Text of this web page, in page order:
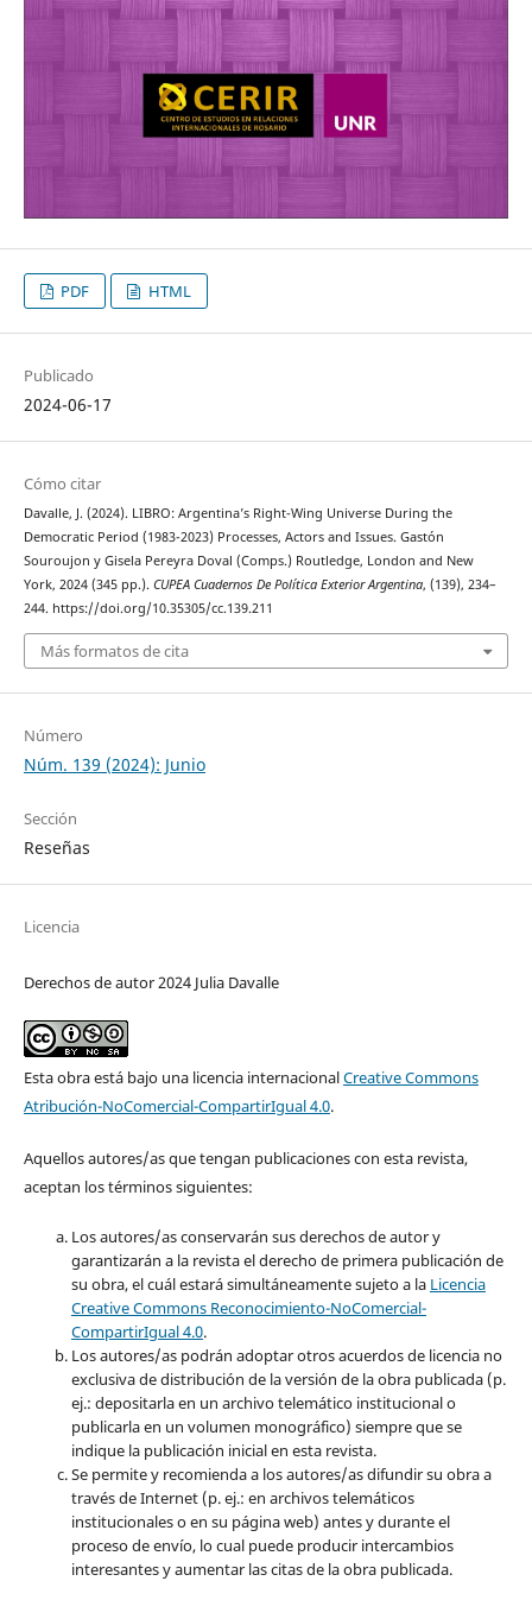
PDF HTML
Publicado
2024-06-17
Cómo citar
Davalle, J. (2024). LIBRO: Argentina’s Right-Wing Universe During the
Democratic Period (1983-2023) Processes, Actors and Issues. Gastón
Souroujon y Gisela Pereyra Doval (Comps.) Routledge, London and New
York, 2024 (345 pp.). CUPEA Cuadernos De Política Exterior Argentina, (139), 234–
244. https://doi.org/10.35305/cc.139.211
Más formatos de cita
Número
Núm. 139 (2024): Junio
Sección
Reseñas
Licencia
Derechos de autor 2024 Julia Davalle
Esta obra está bajo una licencia internacionalCreative Commons
Atribución-NoComercial-CompartirIgual 4.0.
Aquellos autores/as que tengan publicaciones con esta revista,
aceptan los términos siguientes:
Los autores/as conservarán sus derechos de autor y
garantizarán a la revista el derecho de primera publicación de
su obra, el cuál estará simultáneamente sujeto a la Licencia
Creative Commons Reconocimiento-NoComercial-
CompartirIgual 4.0.
Los autores/as podrán adoptar otros acuerdos de licencia no
exclusiva de distribución de la versión de la obra publicada (p.
ej.: depositarla en un archivo telemático institucional o
publicarla en un volumen monográfico) siempre que se
indique la publicación inicial en esta revista.
Se permite y recomienda a los autores/as difundir su obra a
través de Internet (p. ej.: en archivos telemáticos
institucionales o en su página web) antes y durante el
proceso de envío, lo cual puede producir intercambios
interesantes y aumentar las citas de la obra publicada.